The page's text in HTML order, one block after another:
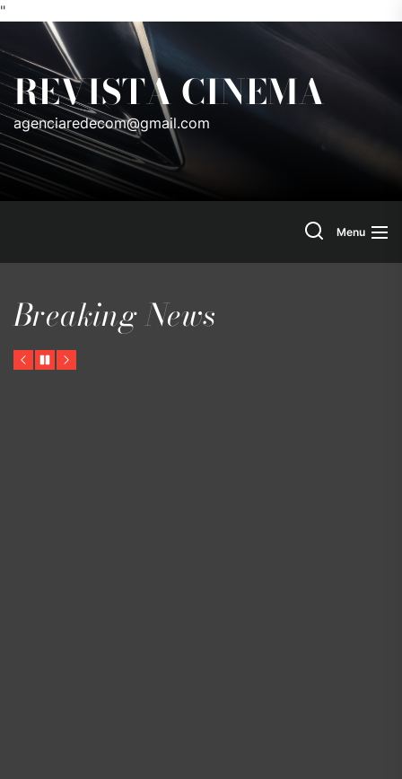
"
to
the
content
REVISTA CINEMA
agenciaredecom@gmail.com
SearchMenu
Breaking News
Previous
PauseNext